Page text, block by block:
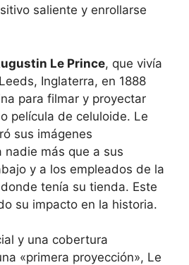
saliente y enrollarse
Le Prince, que vivía
Inglaterra, en 1888
para filmar y proyectar
película de celuloide. Le
sus imágenes
nadie más que a sus
y a los empleados de la
tenía su tienda. Este
su impacto en la historia.
y una cobertura
«primera proyección», Le